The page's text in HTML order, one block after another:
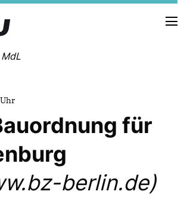
MdL
VITA
WAHLKREISBESUCHE
PRESSEFOTOS
MEIN BÜRGERBÜRO
für
berlin.de)